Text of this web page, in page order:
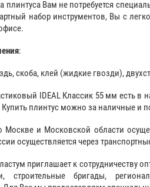
плинтуса Вам не потребуется
набор инструментов, Вы с
:
скоба, клей (жидкие гвозди),
IDEAL Классик 55 мм есть в
Купить плинтус можно за наличные и
Москве и Московской области
осуществляется через
приглашает к сотрудничеству
строительные бригады,